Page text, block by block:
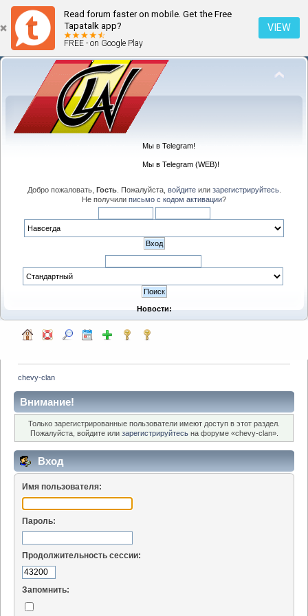
Read forum faster on mobile. Get the Free
Tapatalk app?
FREE - on Google Play
VIEW
Мы в Telegram!
Мы в Telegram (WEB)!
Добро пожаловать, Гость. Пожалуйста, войдитеили зарегистрируйтесь.
Не получили письмо с кодом активации?
Новости:
chevy-clan
Внимание!
Только зарегистрированные пользователи имеют доступ в этот раздел.
Пожалуйста, войдите или зарегистрируйтесьна форуме «chevy-clan».
Вход
Имя пользователя:
Пароль:
Продолжительность сессии:
Запомнить: